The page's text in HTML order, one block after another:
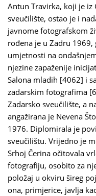
Antun Travirka, koji je iz
sveučilište, ostao je i
javnome fotografskom
rođena je u Zadru
umjetnosti na
njezine zapaženije
Salona mladih [4062] i
zadarskim fotografima
Zadarsko sveučilište, a
angažirana je Nevena
1976. Diplomirala je
sveučilištu. Vrijedno je
Srhoj Čerina očitovala
fotografiju, osobito za
položaj u okviru šireg
ona, primjerice, javlja